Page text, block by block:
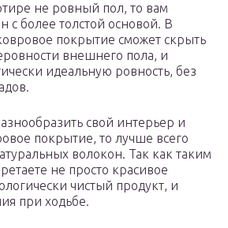
не ровный пол, то вам
с более толстой основой. В
покрытие сможет скрыть
внешнего пола, и
идеальную ровность, без
свой интерьер и
покрытие, то лучше всего
волокон. Так как таким
не просто красивое
чистый продукт, и
при ходьбе.